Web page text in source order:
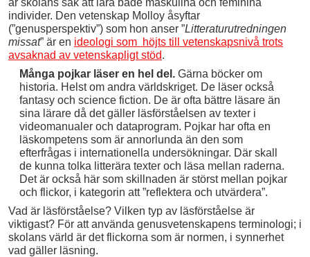
är skolans sak att lära både maskulina och feminina
individer. Den vetenskap Molloy åsyftar
(”genusperspektiv”) som hon anser ”Litteraturutredningen
missat” är en ideologi som höjts till vetenskapsnivå trots
avsaknad av vetenskapligt stöd.
Många pojkar läser en hel del.Gärna böcker om
historia. Helst om andra världskriget. De läser också
fantasy och science fiction. De är ofta bättre läsare än
sina lärare då det gäller läsförståelsen av texter i
videomanualer och dataprogram. Pojkar har ofta en
läskompetens som är annorlunda än den som
efterfrågas i internationella undersökningar. Där skall
de kunna tolka litterära texter och läsa mellan raderna.
Det är också här som skillnaden är störst mellan pojkar
och flickor, i kategorin att ”reflektera och utvärdera”.
Vad är läsförståelse? Vilken typ av läsförståelse är
viktigast? För att använda genusvetenskapens terminologi; i
skolans värld är det flickorna som är normen, i synnerhet
vad gäller läsning.